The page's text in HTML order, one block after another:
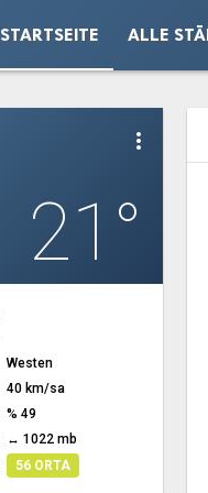
STARTSEITE ALLE
more_vert
21°
Westen
40 km/sa
% 49
↔ 1022 mb
56 ORTA